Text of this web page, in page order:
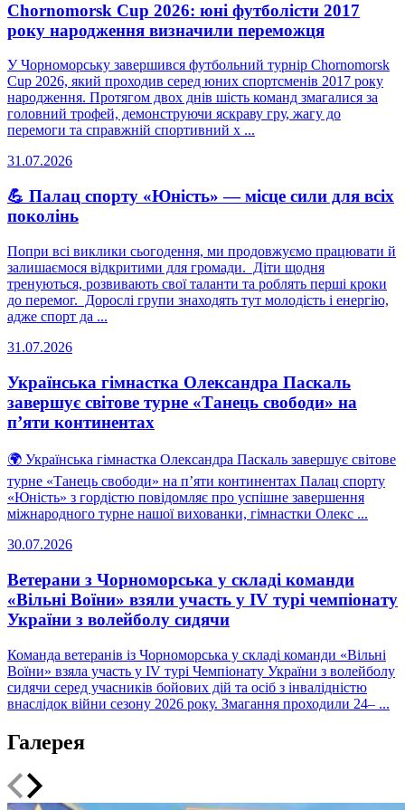
Chornomorsk Cup 2026: юні футболісти 2017
року народження визначили переможця
У Чорноморську завершився футбольний турнір Chornomorsk
Cup 2026, який проходив серед юних спортсменів 2017 року
народження. Протягом двох днів шість команд змагалися за
головний трофей, демонструючи яскраву гру, жагу до
перемоги та справжній спортивний х ...
31.07.2026
💪 Палац спорту «Юність» — місце сили для всіх
поколінь
Попри всі виклики сьогодення, ми продовжуємо працювати й
залишаємося відкритими для громади. Діти щодня
тренуються, розвивають свої таланти та роблять перші кроки
до перемог. Дорослі групи знаходять тут молодість і енергію,
адже спорт да ...
31.07.2026
Українська гімнастка Олександра Паскаль
завершує світове турне «Танець свободи» на
п’яти континентах
🌍 Українська гімнастка Олександра Паскаль завершує світове
турне «Танець свободи» на п’яти континентах Палац спорту
«Юність» з гордістю повідомляє про успішне завершення
міжнародного турне нашої вихованки, гімнастки Олекс ...
30.07.2026
Ветерани з Чорноморська у складі команди
«Вільні Воїни» взяли участь у IV турі чемпіонату
України з волейболу сидячи
Команда ветеранів із Чорноморська у складі команди «Вільні
Воїни» взяла участь у IV турі Чемпіонату України з волейболу
сидячи серед учасників бойових дій та осіб з інвалідністю
внаслідок війни сезону 2026 року. Змагання проходили 24– ...
Галерея